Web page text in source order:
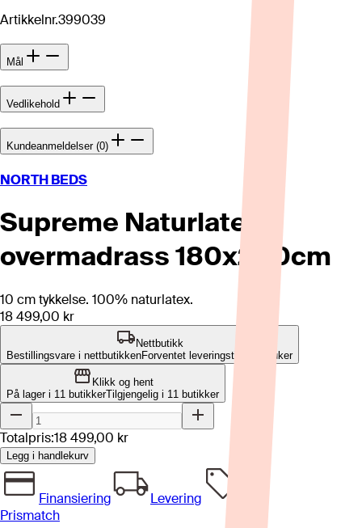
Artikkelnr.399039
Mål
Vedlikehold
Kundeanmeldelser (0)
NORTH BEDS
Supreme Naturlatex
overmadrass 180x200cm
10 cm tykkelse. 100% naturlatex.
18 499,00 kr
Nettbutikk
Bestillingsvare i nettbutikkenForventet leveringstid: 8-12 uker
Klikk og hent
På lager i 11 butikkerTilgjengelig i 11 butikker
Totalpris:18 499,00 kr
Legg i handlekurv
Finansiering
Levering
Prismatch